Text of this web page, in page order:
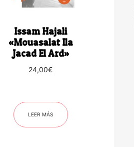
Issam Hajali
«Mouasalat Ila
Jacad El Ard»
24,00€
LEER MÁS